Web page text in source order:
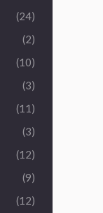
(24)
(2)
(10)
(3)
(11)
(3)
(12)
(9)
(12)